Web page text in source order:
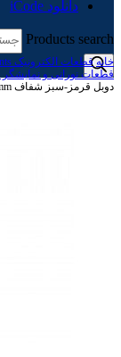
دانلود iCode
Products search
خانه قطعات الکترونیک Electronic Components
قطعات نورانی و نمایشگر Light & Display Components
دوبل قرمز-سبز شفاف 5mm